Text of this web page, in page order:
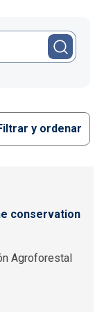
y ordenar
conservation
Agroforestal